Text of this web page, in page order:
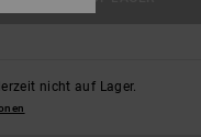
nicht auf Lager.